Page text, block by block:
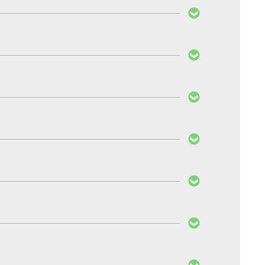
gelir. PedalBox bu yönerge uyarıncadır ve